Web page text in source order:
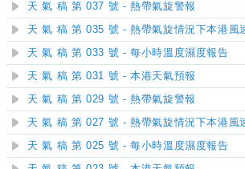
天 氣 稿 第 037 號 - 熱帶氣旋警報
天 氣 稿 第 035 號 - 熱帶氣旋情況下本港風
天 氣 稿 第 033 號 - 每小時溫度濕度報告
天 氣 稿 第 031 號 - 本港天氣預報
天 氣 稿 第 029 號 - 熱帶氣旋警報
天 氣 稿 第 027 號 - 熱帶氣旋情況下本港風
天 氣 稿 第 025 號 - 每小時溫度濕度報告